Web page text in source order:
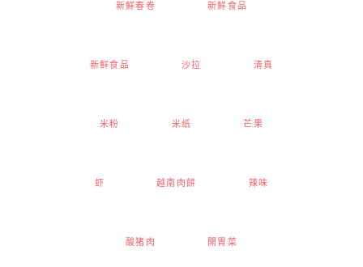
新鮮春卷 新鮮食品
新鲜食品 沙拉 清真
米粉 米纸 芒果
虾 越南肉餅 辣味
酸猪肉 開胃菜